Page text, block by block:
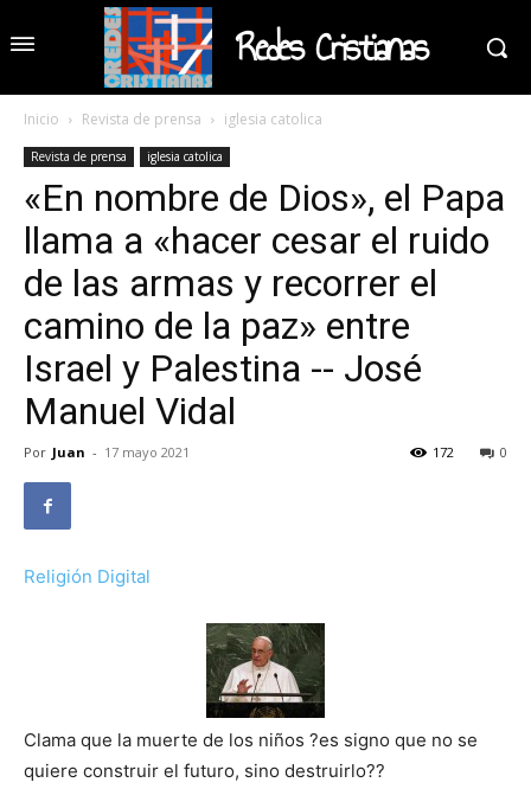
Redes Cristianas
Inicio Revista de prensa iglesia catolica
Revista de prensa iglesia catolica
«En nombre de Dios», el Papa
llama a «hacer cesar el ruido
de las armas y recorrer el
camino de la paz» entre
Israel y Palestina -- José
Manuel Vidal
Por Juan - 17 mayo 2021 0
172
Religión Digital
Clama que la muerte de los niños ?es signo que no se
quiere construir el futuro, sino destruirlo??